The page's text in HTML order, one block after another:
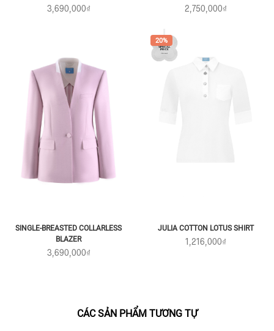
3,690,000₫ 2,750,000₫
SINGLE-BREASTED COLLARLESS
BLAZER
3,690,000₫
20%
JULIA COTTON LOTUS SHIRT
1,216,000₫
CÁC SẢN PHẨM TƯƠNG TỰ